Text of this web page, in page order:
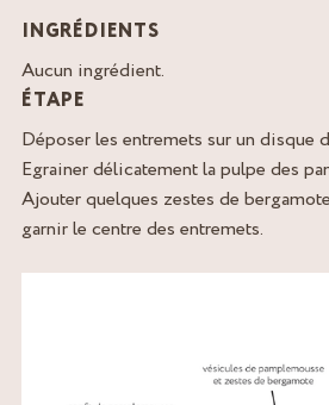
INGRÉDIENTS
Aucun ingrédient.
ÉTAPE
Déposer les entremets sur un disque
Egrainer délicatement la pulpe des
Ajouter quelques zestes de
garnir le centre des entremets.